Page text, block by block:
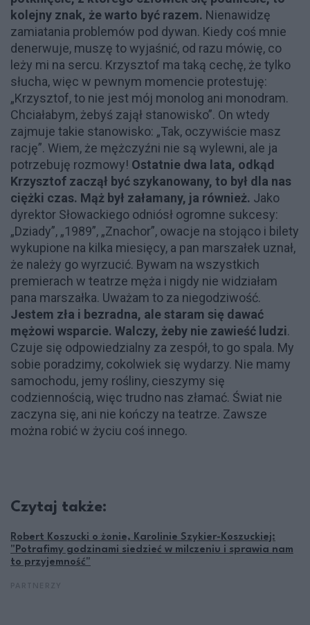
kolejny znak, że warto być razem. Nienawidzę
zamiatania problemów pod dywan. Kiedy coś mnie
denerwuje, muszę to wyjaśnić, od razu mówię, co
leży mi na sercu. Krzysztof ma taką cechę, że tylko
słucha, więc w pewnym momencie protestuję:
„Krzysztof, to nie jest mój monolog ani monodram.
Chciałabym, żebyś zajął stanowisko”. On wtedy
zajmuje takie stanowisko: „Tak, oczywiście masz
rację”. Wiem, że mężczyźni nie są wylewni, ale ja
potrzebuję rozmowy! Ostatnie dwa lata, odkąd
Krzysztof zaczął być szykanowany, to był dla nas
ciężki czas. Mąż był załamany, ja również. Jako
dyrektor Słowackiego odniósł ogromne sukcesy:
„Dziady”, „1989”, „Znachor”, owacje na stojąco i bilety
wykupione na kilka miesięcy, a pan marszałek uznał,
że należy go wyrzucić. Bywam na wszystkich
premierach w teatrze męża i nigdy nie widziałam
pana marszałka. Uważam to za niegodziwość.
Jestem zła i bezradna, ale staram się dawać
mężowi wsparcie. Walczy, żeby nie zawieść ludzi.
Czuje się odpowiedzialny za zespół, to go spala. My
sobie poradzimy, cokolwiek się wydarzy. Nie mamy
samochodu, jemy rośliny, cieszymy się
codziennością, więc trudno nas złamać. Świat nie
zaczyna się, ani nie kończy na teatrze. Zawsze
można robić w życiu coś innego.
Czytaj także:
Robert Koszucki o żonie, Karolinie Szykier-Koszuckiej:
"Potrafimy godzinami siedzieć w milczeniu i sprawia nam
to przyjemność"